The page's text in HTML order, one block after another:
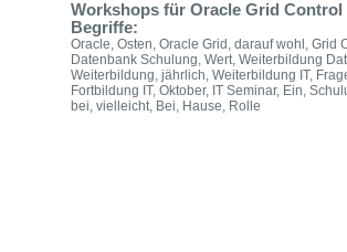
Workshops für Oracle Grid
Begriffe:
Oracle, Osten, Oracle Grid, darauf wohl,
Datenbank Schulung, Wert, Weiterbildung
Weiterbildung, jährlich, Weiterbildung IT,
Fortbildung IT, Oktober, IT Seminar, Ein,
bei, vielleicht, Bei, Hause, Rolle